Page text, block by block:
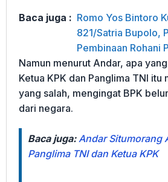
Baca juga : Romo Yos Bintoro
821/Satria Bupolo,
Pembinaan Rohani
Namun menurut Andar, apa
Ketua KPK dan Panglima TNI itu
yang salah, mengingat BPK
dari negara.
Baca juga:Andar Situmorang
Panglima TNI dan Ketua KPK